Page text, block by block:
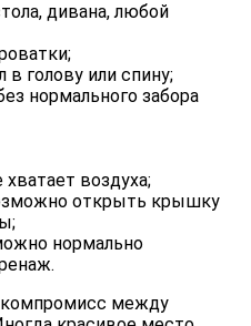
дивана, любой
в голову или спину;
нормального забора
воздуха;
открыть крышку
нормально
между